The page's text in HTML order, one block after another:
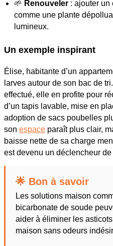
🌱 Renouveler : ajouter un
comme une plante
lumineux.
Un exemple inspirant
Élise, habitante d’un
larves autour de son bac de
effectué, elle en profite pour
d’un tapis lavable, mise en
adoption de sacs poubelles
son espace paraît plus clair,
baisse nette de sa charge
est devenu un déclencheur
🌟 Bon à savoir
Les solutions maison
bicarbonate de soude
aider à éliminer les
maison sans odeurs